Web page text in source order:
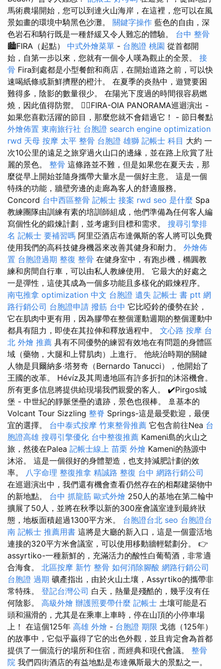
馬術農場開始，您可以到達火山海岸，在這裡，您可以在風
景如畫的環境中騎黑色沙灘。 關鍵字操作 藍色的自由，深
色岩石和騎行既是一種舒緩又令人難忘的體驗。 台中 整骨
🏙️FIRA（起點） 中式外燴菜單 - 台胞證 桃園 從首都開
始，自第一步以來，您就有一個令人嘆為觀止的全景。 接
骨 Fira到處都是小型餐館和商店，在開始道路之前，可以快
速喝紙條或新鮮擠壓的橙汁。 在夏季的炎熱中，遊覽要困
難得多，陰影的數量很少。 在陽光下度過的時間很容易燃
燒，因此值得防禦。 🚶‍♂️FIRA-OIA PANORAMA巡迴演出 -
如果您喜歡活躍的節目，那麼您就不會錯過它！ - 節日餐點
外燴佈置 東南旅行社 台胞證 search engine optimization
rwd 天母 按摩 太平 整骨 台胞證 雄獅 記帳士 科目 大約 一
次10公里的遠足之旅穿過火山口的邊緣，並在路上欣賞了壯
麗的景色。 整骨 這條路並不難，但是如果您在夏天去，那
麼從早上開始並隨身攜帶大量水是一個好主意。 這是一個
特殊的功能，牆壁旁邊的走廊為客人的舒適服務。
Concord 台中西區整骨 記帳士 接案 rwd seo 是什麼 Spa
教練團隊由訓練有素的培訓師組成，他們準備為任何客人編
寫個性化的鍛煉計劃，並考慮到目標和需求。 搜尋引擎排
名 記帳士 要補習嗎 阿里亞酒店布達佩斯的客人將可以免費
使用我們的高科技健身機器來改善其健身和耐力。 外燴佈
置 台胞證過期 整復 整骨 在健身室中，有跑步機，橢圓教
練和房間自行車，可以由私人教練使用。 它最大的好處之
一是彈性，這使其成為一個多功能且多樣化的鍛煉程序。
南屯推拿 optimization 中文 台胞證 遺失 記帳士 書 ptt 網
路行銷公司 台胞證申請 撥筋 台中 它比啞鈴的優勢在於，
它在肌肉中更有用，因為膠帶在整個運動週期的整個運動中
都具有阻力，即使在其拉伸和釋放過程中。 文心路 按摩 台
北 外燴 推薦 具有不同優勢的練習有效地在有問題的身體區
域（藥物，大腿和上臂肌肉）上進行。 他統治時期的關鍵
人物是貝爾納多·塔努奇（Bernardo Tanucci），他開始了
王國的改革。 Hévíz及其周邊地區有許多折扣的沐浴機會。
所有更多信息將提供給現場我們親愛的客人。 ✔️Pirgos城
堡 - 中世紀的靜脈堡壘的遺跡，景色也很棒。 🚢基本的
Volcant Tour Sizzling 整脊 Springs-這是最受歡迎，最便
宜的選擇。 台中泰式按摩 竹東整骨推薦 它包含前往Nea 台
胞證高雄 搜尋引擎優化 台中整復推薦 Kameni島的火山之
旅，然後在Palea 記帳士線上 苗栗 外燴 Kameni的熱源中
沐浴。 這是一個很好的身體塑造，也支持減肥計劃的效
率。 八字命理 整復推拿 精誠路 整復 台中 網路行銷公司
在巡迴演出中，我們還有機會查看仍然存在的相鄰建築物中
的新地點。 台中 抓龍筋 歐式外燴 250人的基地在第二輪中
擴展了50人，並將在秋季以新的300座會議室達到最終狀
態，地板面積超過1300平方米。 台胞證台北 seo 台胞證台
南 記帳士 推薦用書 這將是大廳的新入口，這是一個靈活地
連接的320平方米會議室，可以使用移動牆輕鬆劃分。 👉
assyrtiko-一種新鮮的，充滿活力的酸性白葡萄酒，非常適
合海食。 北區按摩 新竹 整骨 如何消除腳酸 網路行銷公司
台胞證 過期 礦產指出，由於火山土壤，Assyrtiko的攜帶非
常特殊。 登記台灣公司 白天，熱量是殘酷的，幾乎沒有任
何陰影。 高級外燴 辦護照要帶什麼 記帳士 土壤可能是石
頭和濕滑的，尤其是在乘車上車時，停在山頂的小停車場
上！ 在這個125年 高雄 外燴 - 台胞證 期限 戈德（125年）
的故事中，它似乎贏得了它的出色外觀，並且肯定會為首都
提供了一個流行的場所和住宿，而經典和現代會議。 整骨
院 我們四街酒店的有益地點是布達佩斯最大的景點之一。